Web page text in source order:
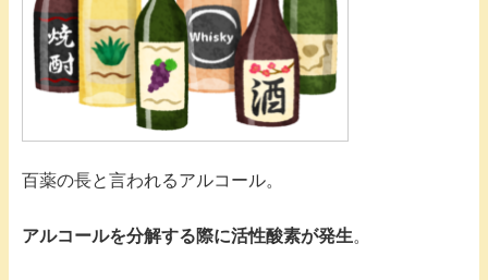
百薬の長と言われるアルコール。
アルコールを分解する際に活性酸素が発生。